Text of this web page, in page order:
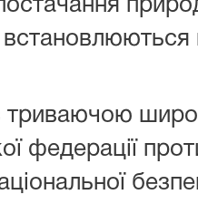
триваючою
федерації